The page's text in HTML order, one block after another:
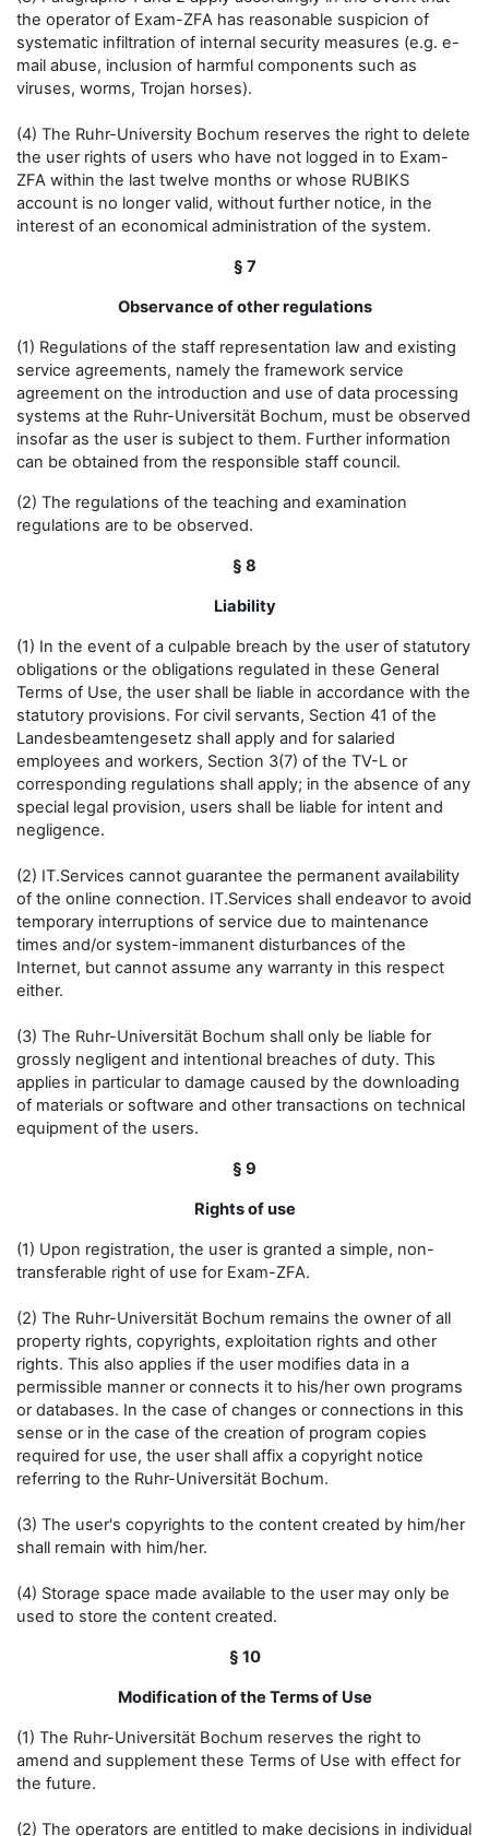
the operator of Exam-ZFA has reasonable suspicion of
systematic infiltration of internal security measures (e.g. e-
mail abuse, inclusion of harmful components such as
viruses, worms, Trojan horses).
(4) The Ruhr-University Bochum reserves the right to delete
the user rights of users who have not logged in to Exam-
ZFA within the last twelve months or whose RUBIKS
account is no longer valid, without further notice, in the
interest of an economical administration of the system.
§ 7
Observance of other regulations
(1) Regulations of the staff representation law and existing
service agreements, namely the framework service
agreement on the introduction and use of data processing
systems at the Ruhr-Universität Bochum, must be observed
insofar as the user is subject to them. Further information
can be obtained from the responsible staff council.
(2) The regulations of the teaching and examination
regulations are to be observed.
§ 8
Liability
(1) In the event of a culpable breach by the user of statutory
obligations or the obligations regulated in these General
Terms of Use, the user shall be liable in accordance with the
statutory provisions. For civil servants, Section 41 of the
Landesbeamtengesetz shall apply and for salaried
employees and workers, Section 3(7) of the TV-L or
corresponding regulations shall apply; in the absence of any
special legal provision, users shall be liable for intent and
negligence.
(2) IT.Services cannot guarantee the permanent availability
of the online connection. IT.Services shall endeavor to avoid
temporary interruptions of service due to maintenance
times and/or system-immanent disturbances of the
Internet, but cannot assume any warranty in this respect
either.
(3) The Ruhr-Universität Bochum shall only be liable for
grossly negligent and intentional breaches of duty. This
applies in particular to damage caused by the downloading
of materials or software and other transactions on technical
equipment of the users.
§ 9
Rights of use
(1) Upon registration, the user is granted a simple, non-
transferable right of use for Exam-ZFA.
(2) The Ruhr-Universität Bochum remains the owner of all
property rights, copyrights, exploitation rights and other
rights. This also applies if the user modifies data in a
permissible manner or connects it to his/her own programs
or databases. In the case of changes or connections in this
sense or in the case of the creation of program copies
required for use, the user shall affix a copyright notice
referring to the Ruhr-Universität Bochum.
(3) The user's copyrights to the content created by him/her
shall remain with him/her.
(4) Storage space made available to the user may only be
used to store the content created.
§ 10
Modification of the Terms of Use
(1) The Ruhr-Universität Bochum reserves the right to
amend and supplement these Terms of Use with effect for
the future.
(2) The operators are entitled to make decisions in individual